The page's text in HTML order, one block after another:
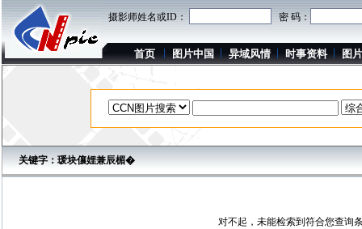
摄影师姓名或ID： 密 码：
首页 图片中国 异域风情 时事资料 图
关键字：瑗块儴娌兼辰楣�
对不起，未能检索到符合您查询